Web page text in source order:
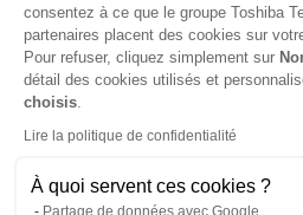
consentez à ce que le groupe Toshiba
partenaires placent des cookies sur
Pour refuser, cliquez simplement sur
détail des cookies utilisés et
choisis
Lire la politique de confidentialité
À quoi servent ces cookies ?
Partage de données avec Google